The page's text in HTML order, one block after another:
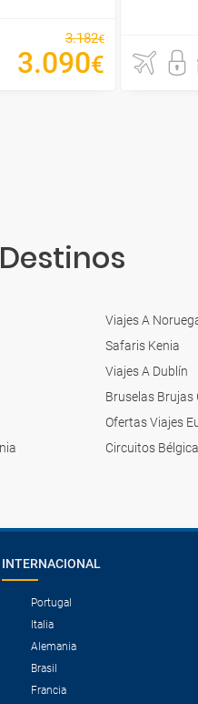
3.182€
3.090€
Viajes A
Safaris Kenia
Viajes A Dublín
Bruselas Brujas
Ofertas Viajes
Circuitos
INTERNACIONAL
Portugal
Italia
Alemania
Brasil
Francia